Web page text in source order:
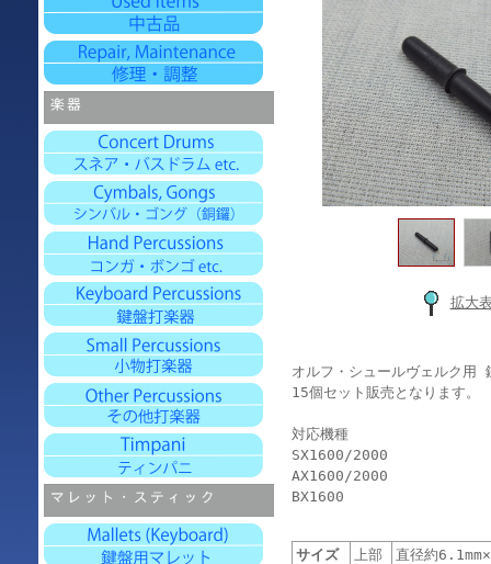
拡大
オルフ・シュールヴェルク用
15個セット販売となります。
対応機種
SX1600/2000
AX1600/2000
BX1600
サイズ 上部
直径約